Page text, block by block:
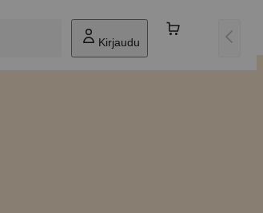
Kirjaudu